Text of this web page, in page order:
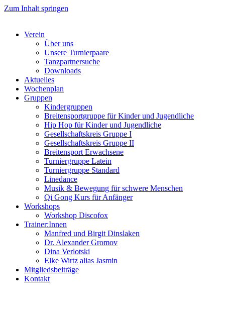
Zum Inhalt springen
Verein
Über uns
Unsere Turnierpaare
Tanzpartnersuche
Downloads
Aktuelles
Wochenplan
Gruppen
Kindergruppen
Breitensportgruppe für Kinder und Jugendliche
Hip Hop für Kinder und Jugendliche​
Gesellschaftskreis Gruppe I
Gesellschaftskreis Gruppe II
Breitensport Erwachsene
Turniergruppe Latein
Turniergruppe Standard
Linedance
Musik & Bewegung für schwere Menschen​
Qi Gong Kurs für Anfänger
Workshops
Workshop Discofox
Trainer:Innen
Manfred und Birgit Dinslaken
Dr. Alexander Gromov
Dina Verlotski
Elke Wirtz alias Jasmin
Mitgliedsbeiträge
Kontakt